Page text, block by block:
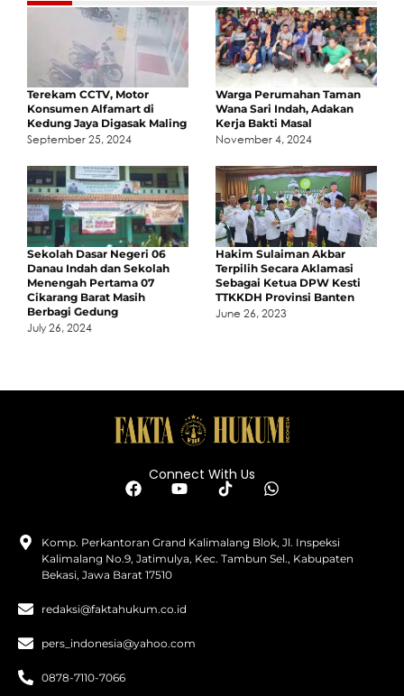
Terekam CCTV, Motor
Konsumen Alfamart di
Kedung Jaya Digasak Maling
September 25, 2024
Warga Perumahan Taman
Wana Sari Indah, Adakan
Kerja Bakti Masal
November 4, 2024
Sekolah Dasar Negeri 06
Danau Indah dan Sekolah
Menengah Pertama 07
Cikarang Barat Masih
Berbagi Gedung
July 26, 2024
Hakim Sulaiman Akbar
Terpilih Secara Aklamasi
Sebagai Ketua DPW Kesti
TTKKDH Provinsi Banten
June 26, 2023
Connect With Us
Komp. Perkantoran Grand Kalimalang Blok, Jl. Inspeksi
Kalimalang No.9, Jatimulya, Kec. Tambun Sel., Kabupaten
Bekasi, Jawa Barat 17510
redaksi@faktahukum.co.id
pers_indonesia@yahoo.com
0878-7110-7066